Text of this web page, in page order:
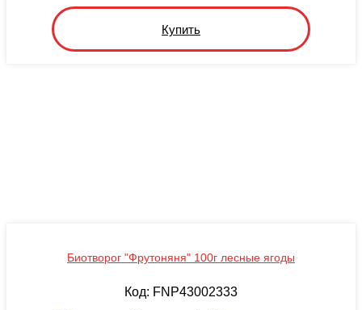
Купить
Биотворог "Фрутоняня" 100г лесные ягоды
Код: FNP43002333